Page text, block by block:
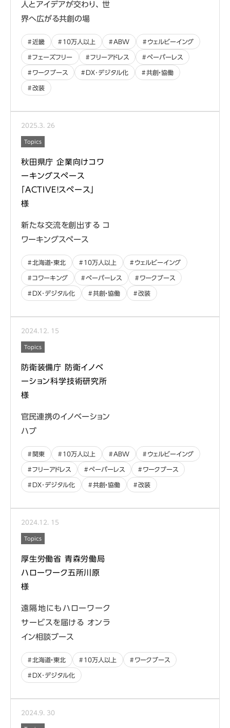
人とアイデアが交わり、 世
界へ広がる共創の場
近畿 10万人以上 ABW ウェルビーイング
フェーズフリー フリーアドレス ペーパーレス
ワークブース DX･デジタル化 共創・協働
改装
2025 3 26
Topics
秋田県庁 企業向けコワ
ーキングスペース
「ACTIVE！スペース」
様
新たな交流を創出する コ
ワーキングスペース
北海道・東北 10万人以上 ウェルビーイング
コワーキング ペーパーレス ワークブース
DX･デジタル化 共創・協働 改装
2024 12 15
Topics
防衛装備庁 防衛イノベ
ーション科学技術研究所
様
官民連携のイノベーション
ハブ
関東 10万人以上 ABW ウェルビーイング
フリーアドレス ペーパーレス ワークブース
DX･デジタル化 共創・協働 改装
2024 12 15
Topics
厚生労働省 青森労働局
ハローワーク五所川原
様
遠隔地にもハローワーク
サービスを届ける オンラ
イン相談ブース
北海道・東北 10万人以上 ワークブース
DX･デジタル化
2024 9 30